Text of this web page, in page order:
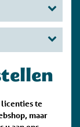
licenties te
maar